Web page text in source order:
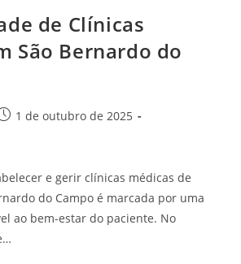
de Clínicas
São Bernardo do
1 de outubro de 2025
e gerir clínicas médicas de
do Campo é marcada por uma
ao bem-estar do paciente. No